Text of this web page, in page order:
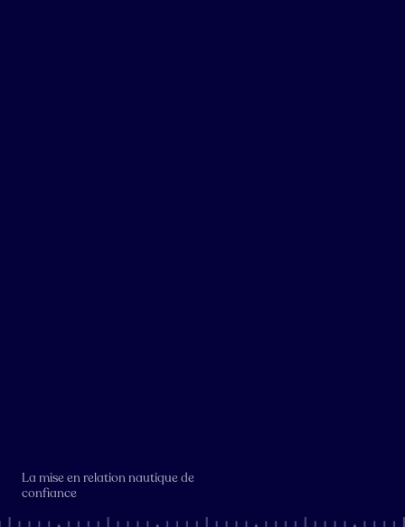
La mise en relation nautique de
confiance